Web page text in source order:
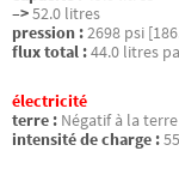
–>52.0 litres
pression :2698 psi
flux total :44.0 litres
électricité
terre : Négatif à la terre
intensité de charge :55